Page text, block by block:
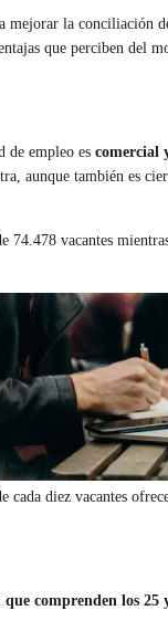
mejorar la conciliación
que perciben del
de empleo es comercial
aunque también es
74.478 vacantes
cada diez vacantes
comprenden los 25